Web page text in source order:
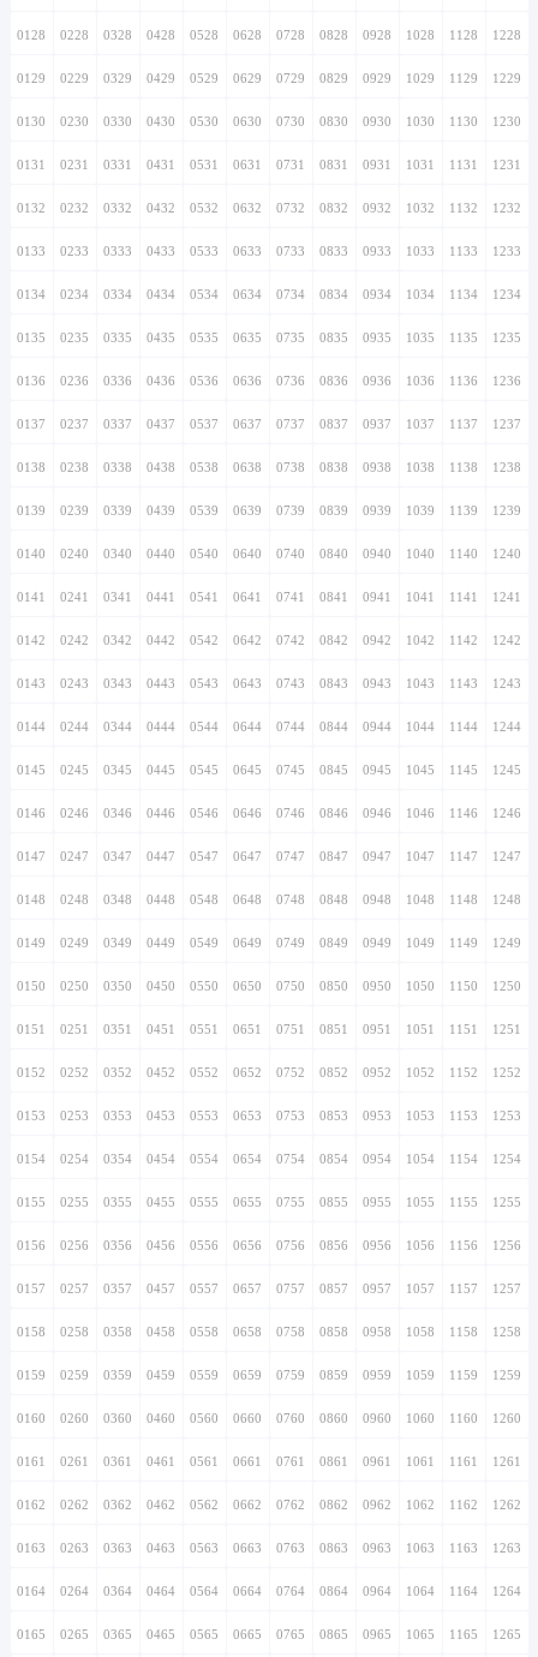
0128 0228 0328 0428 0528 0628 0728 0828 0928 1028 1128 1228
0129 0229 0329 0429 0529 0629 0729 0829 0929 1029 1129 1229
0130 0230 0330 0430 0530 0630 0730 0830 0930 1030 1130 1230
0131 0231 0331 0431 0531 0631 0731 0831 0931 1031 1131 1231
0132 0232 0332 0432 0532 0632 0732 0832 0932 1032 1132 1232
0133 0233 0333 0433 0533 0633 0733 0833 0933 1033 1133 1233
0134 0234 0334 0434 0534 0634 0734 0834 0934 1034 1134 1234
0135 0235 0335 0435 0535 0635 0735 0835 0935 1035 1135 1235
0136 0236 0336 0436 0536 0636 0736 0836 0936 1036 1136 1236
0137 0237 0337 0437 0537 0637 0737 0837 0937 1037 1137 1237
0138 0238 0338 0438 0538 0638 0738 0838 0938 1038 1138 1238
0139 0239 0339 0439 0539 0639 0739 0839 0939 1039 1139 1239
0140 0240 0340 0440 0540 0640 0740 0840 0940 1040 1140 1240
0141 0241 0341 0441 0541 0641 0741 0841 0941 1041 1141 1241
0142 0242 0342 0442 0542 0642 0742 0842 0942 1042 1142 1242
0143 0243 0343 0443 0543 0643 0743 0843 0943 1043 1143 1243
0144 0244 0344 0444 0544 0644 0744 0844 0944 1044 1144 1244
0145 0245 0345 0445 0545 0645 0745 0845 0945 1045 1145 1245
0146 0246 0346 0446 0546 0646 0746 0846 0946 1046 1146 1246
0147 0247 0347 0447 0547 0647 0747 0847 0947 1047 1147 1247
0148 0248 0348 0448 0548 0648 0748 0848 0948 1048 1148 1248
0149 0249 0349 0449 0549 0649 0749 0849 0949 1049 1149 1249
0150 0250 0350 0450 0550 0650 0750 0850 0950 1050 1150 1250
0151 0251 0351 0451 0551 0651 0751 0851 0951 1051 1151 1251
0152 0252 0352 0452 0552 0652 0752 0852 0952 1052 1152 1252
0153 0253 0353 0453 0553 0653 0753 0853 0953 1053 1153 1253
0154 0254 0354 0454 0554 0654 0754 0854 0954 1054 1154 1254
0155 0255 0355 0455 0555 0655 0755 0855 0955 1055 1155 1255
0156 0256 0356 0456 0556 0656 0756 0856 0956 1056 1156 1256
0157 0257 0357 0457 0557 0657 0757 0857 0957 1057 1157 1257
0158 0258 0358 0458 0558 0658 0758 0858 0958 1058 1158 1258
0159 0259 0359 0459 0559 0659 0759 0859 0959 1059 1159 1259
0160 0260 0360 0460 0560 0660 0760 0860 0960 1060 1160 1260
0161 0261 0361 0461 0561 0661 0761 0861 0961 1061 1161 1261
0162 0262 0362 0462 0562 0662 0762 0862 0962 1062 1162 1262
0163 0263 0363 0463 0563 0663 0763 0863 0963 1063 1163 1263
0164 0264 0364 0464 0564 0664 0764 0864 0964 1064 1164 1264
0165 0265 0365 0465 0565 0665 0765 0865 0965 1065 1165 1265